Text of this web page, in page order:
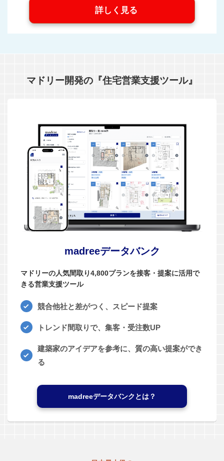
詳しく見る
マドリー開発の『住宅営業支援ツール』
madreeデータバンク
マドリーの人気間取り4,800プランを接客・提案に活用で
きる営業支援ツール
競合他社と差がつく、スピード提案
トレンド間取りで、集客・受注数UP
建築家のアイデアを参考に、質の高い提案ができ
る
madreeデータバンクとは？